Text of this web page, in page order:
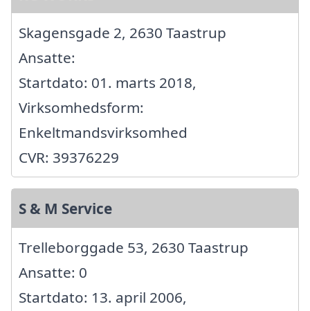
Skagensgade 2, 2630 Taastrup
Ansatte:
Startdato: 01. marts 2018,
Virksomhedsform:
Enkeltmandsvirksomhed
CVR: 39376229
S & M Service
Trelleborggade 53, 2630 Taastrup
Ansatte: 0
Startdato: 13. april 2006,